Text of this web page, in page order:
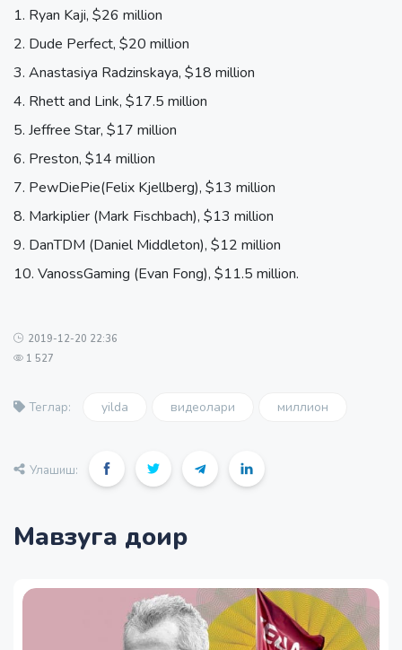
Ryan Kaji, $26 million
Dude Perfect, $20 million
Anastasiya Radzinskaya, $18 million
Rhett and Link, $17.5 million
Jeffree Star, $17 million
Preston, $14 million
PewDiePie(Felix Kjellberg), $13 million
Markiplier (Mark Fischbach), $13 million
DanTDM (Daniel Middleton), $12 million
VanossGaming (Evan Fong), $11.5 million.
2019-12-20 22:36
1 527
Теглар: yilda видеолари миллион
Улашиш:
Мавзуга доир